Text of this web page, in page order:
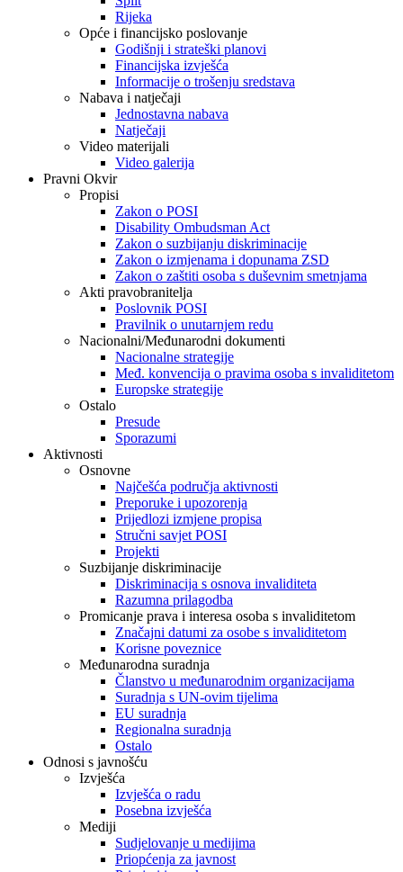
Rijeka
Opće i financijsko poslovanje
Godišnji i strateški planovi
Financijska izvješća
Informacije o trošenju sredstava
Nabava i natječaji
Jednostavna nabava
Natječaji
Video materijali
Video galerija
Pravni Okvir
Propisi
Zakon o POSI
Disability Ombudsman Act
Zakon o suzbijanju diskriminacije
Zakon o izmjenama i dopunama ZSD
Zakon o zaštiti osoba s duševnim smetnjama
Akti pravobranitelja
Poslovnik POSI
Pravilnik o unutarnjem redu
Nacionalni/Međunarodni dokumenti
Nacionalne strategije
Međ. konvencija o pravima osoba s invaliditetom
Europske strategije
Ostalo
Presude
Sporazumi
Aktivnosti
Osnovne
Najčešća područja aktivnosti
Preporuke i upozorenja
Prijedlozi izmjene propisa
Stručni savjet POSI
Projekti
Suzbijanje diskriminacije
Diskriminacija s osnova invaliditeta
Razumna prilagodba
Promicanje prava i interesa osoba s invaliditetom
Značajni datumi za osobe s invaliditetom
Korisne poveznice
Međunarodna suradnja
Članstvo u međunarodnim organizacijama
Suradnja s UN-ovim tijelima
EU suradnja
Regionalna suradnja
Ostalo
Odnosi s javnošću
Izvješća
Izvješća o radu
Posebna izvješća
Mediji
Sudjelovanje u medijima
Priopćenja za javnost